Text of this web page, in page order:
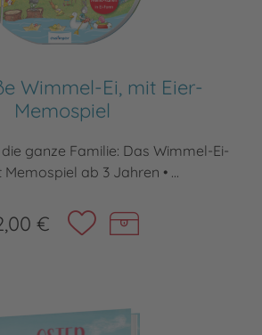
Wimmel-Ei, mit Eier-
Memospiel
ganze Familie: Das Wimmel-Ei-
Memospiel ab 3 Jahren • ...
€